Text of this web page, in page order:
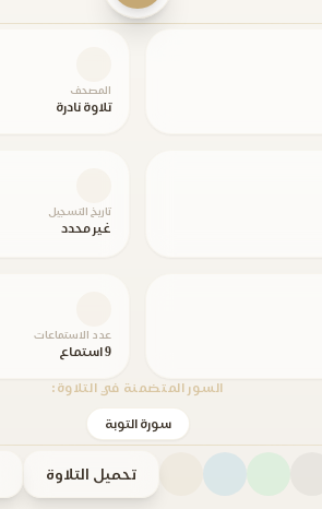
المصحف
تلاوة نادرة
تاريخ التسجيل
غير محدد
عدد الاستماعات
9 استماع
السور المتضمنة في التلاوة:
سورة التوبة
تحميل التلاوة